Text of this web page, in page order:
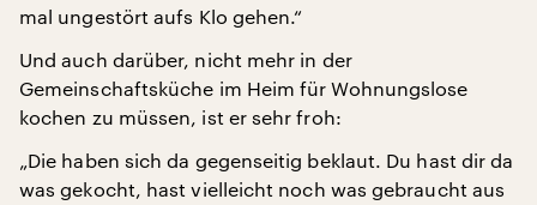
mal ungestört aufs Klo gehen.“
Und auch darüber, nicht mehr in der
Gemeinschaftsküche im Heim für Wohnungslose
kochen zu müssen, ist er sehr froh:
„Die haben sich da gegenseitig beklaut. Du hast dir da
was gekocht, hast vielleicht noch was gebraucht aus